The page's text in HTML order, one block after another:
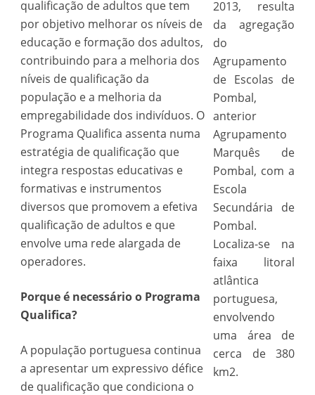
qualificação de adultos que tem
por objetivo melhorar os níveis de
educação e formação dos adultos,
contribuindo para a melhoria dos
níveis de qualificação da
população e a melhoria da
empregabilidade dos indivíduos. O
Programa Qualifica assenta numa
estratégia de qualificação que
integra respostas educativas e
formativas e instrumentos
diversos que promovem a efetiva
qualificação de adultos e que
envolve uma rede alargada de
operadores.
Porque é necessário o Programa
Qualifica?
A população portuguesa continua
a apresentar um expressivo défice
de qualificação que condiciona o
2013, resulta
da agregação
do
Agrupamento
de Escolas de
Pombal,
anterior
Agrupamento
Marquês de
Pombal, com a
Escola
Secundária de
Pombal.
Localiza-se na
faixa litoral
atlântica
portuguesa,
envolvendo
uma área de
cerca de 380
km2.